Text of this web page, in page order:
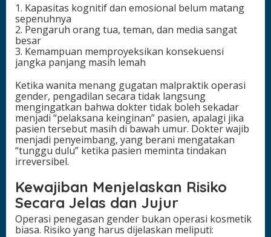
1. Kapasitas kognitif dan emosional belum matang
sepenuhnya
2. Pengaruh orang tua, teman, dan media sangat
besar
3. Kemampuan memproyeksikan konsekuensi
jangka panjang masih lemah
Ketika wanita menang gugatan malpraktik operasi
gender, pengadilan secara tidak langsung
mengingatkan bahwa dokter tidak boleh sekadar
menjadi “pelaksana keinginan” pasien, apalagi jika
pasien tersebut masih di bawah umur. Dokter wajib
menjadi penyeimbang, yang berani mengatakan
“tunggu dulu” ketika pasien meminta tindakan
irreversibel.
Kewajiban Menjelaskan Risiko
Secara Jelas dan Jujur
Operasi penegasan gender bukan operasi kosmetik
biasa. Risiko yang harus dijelaskan meliputi: